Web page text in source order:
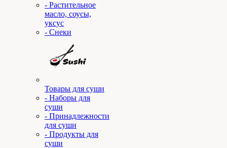
- Растительное
масло, соусы,
уксус
- Снеки
Товары для суши
- Наборы для
суши
- Принадлежности
для суши
- Продукты для
суши